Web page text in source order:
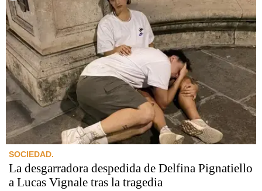
SOCIEDAD.
La desgarradora despedida de Delfina Pignatiello
a Lucas Vignale tras la tragedia